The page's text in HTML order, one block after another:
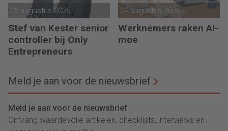
05 augustus 2026
Stef van Kester senior
controller bij Only
Entrepreneurs
04 augustus 2026
Werknemers raken AI-
moe
Meld je aan voor de nieuwsbrief
Meld je aan voor de nieuwsbrief
Ontvang waardevolle artikelen, checklists, interviews en